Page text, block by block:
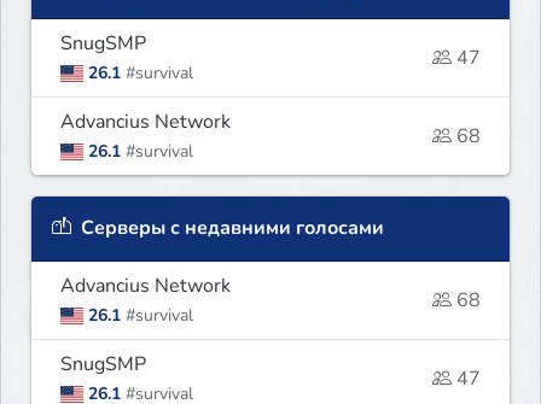
SnugSMP
26.1 #survival
47
Advancius Network
26.1 #survival
68
Серверы с недавними голосами
Advancius Network
26.1 #survival
68
SnugSMP
26.1 #survival
47